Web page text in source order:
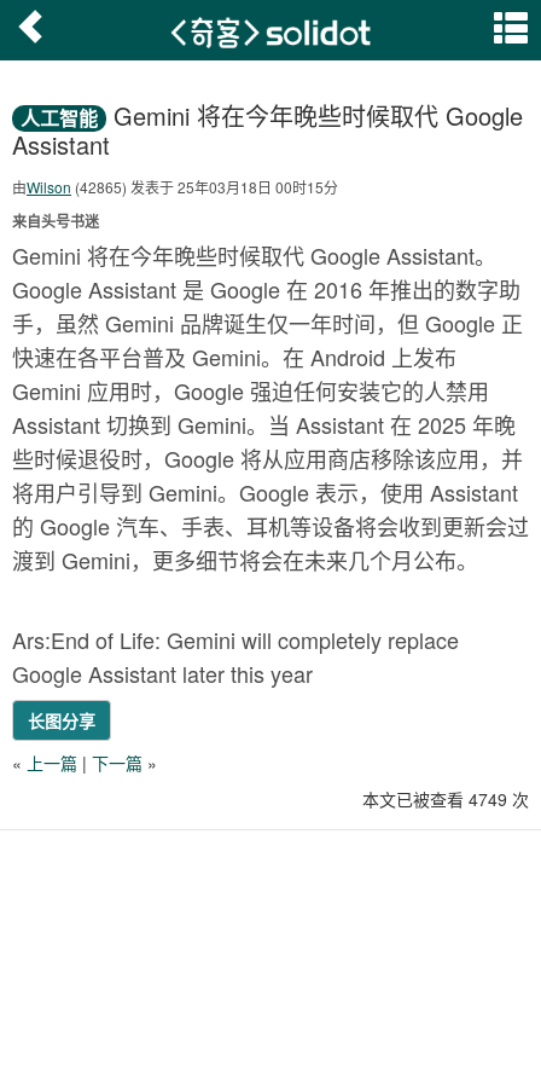
人工智能
Gemini 将在今年晚些时候取代 Google
Assistant
由Wilson (42865) 发表于 25年03月18日 00时15分
来自头号书迷
Gemini 将在今年晚些时候取代 Google Assistant。
Google Assistant 是 Google 在 2016 年推出的数字助
手，虽然 Gemini 品牌诞生仅一年时间，但 Google 正
快速在各平台普及 Gemini。在 Android 上发布
Gemini 应用时，Google 强迫任何安装它的人禁用
Assistant 切换到 Gemini。当 Assistant 在 2025 年晚
些时候退役时，Google 将从应用商店移除该应用，并
将用户引导到 Gemini。Google 表示，使用 Assistant
的 Google 汽车、手表、耳机等设备将会收到更新会过
渡到 Gemini，更多细节将会在未来几个月公布。
Ars:End of Life: Gemini will completely replace
Google Assistant later this year
长图分享
« 上一篇 | 下一篇 »
本文已被查看 4749 次